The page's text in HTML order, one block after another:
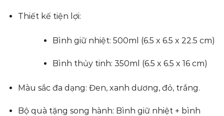
Thiết kế tiện lợi:
Bình giữ nhiệt: 500ml (6.5 x 6.5 x 22.5 cm)
Bình thủy tinh: 350ml (6.5 x 6.5 x 16 cm)
Màu sắc đa dạng: Đen, xanh dương, đỏ, trắng.
Bộ quà tặng song hành: Bình giữ nhiệt + bình